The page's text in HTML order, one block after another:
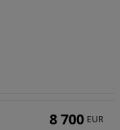
8 700 EUR